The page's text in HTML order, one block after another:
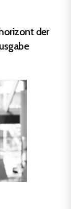
der